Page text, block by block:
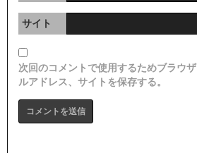
サイト
次回のコメントで使用するためブラウ
ルアドレス、サイトを保存する。